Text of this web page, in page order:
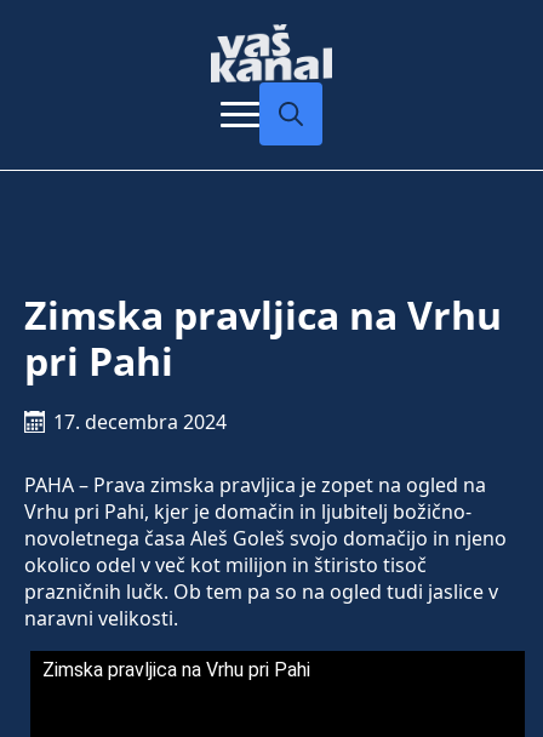
Zimska pravljica na Vrhu
pri Pahi
17. decembra 2024
PAHA – Prava zimska pravljica je zopet na ogled na
Vrhu pri Pahi, kjer je domačin in ljubitelj božično-
novoletnega časa Aleš Goleš svojo domačijo in njeno
okolico odel v več kot milijon in štiristo tisoč
prazničnih lučk. Ob tem pa so na ogled tudi jaslice v
naravni velikosti.
Zimska pravljica na Vrhu pri Pahi